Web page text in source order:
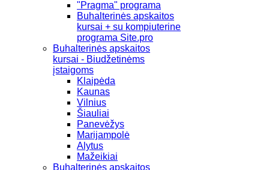
"Pragma" programa
Buhalterinės apskaitos
kursai + su kompiuterine
programa Site.pro
Buhalterinės apskaitos
kursai - Biudžetinėms
įstaigoms
Klaipėda
Kaunas
Vilnius
Šiauliai
Panevėžys
Marijampolė
Alytus
Mažeikiai
Buhalterinės apskaitos